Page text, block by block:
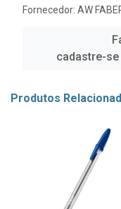
Fornecedor: AW
cadastre-
Produtos